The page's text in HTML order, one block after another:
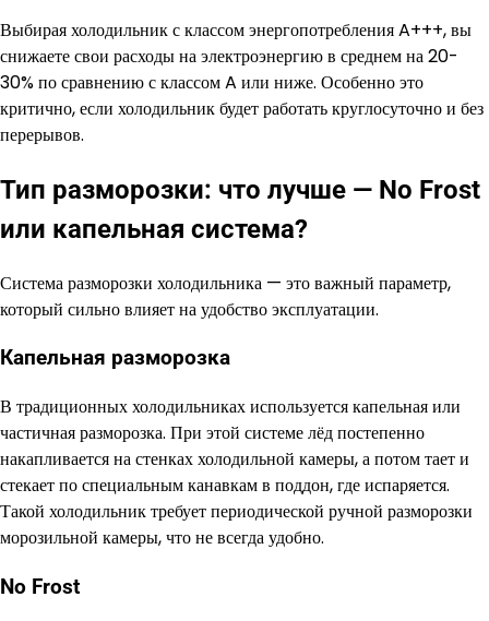
Выбирая холодильник с классом энергопотребления A+++, вы
снижаете свои расходы на электроэнергию в среднем на 20-
30% по сравнению с классом A или ниже. Особенно это
критично, если холодильник будет работать круглосуточно и без
перерывов.
Тип разморозки: что лучше — No Frost
или капельная система?
Система разморозки холодильника — это важный параметр,
который сильно влияет на удобство эксплуатации.
Капельная разморозка
В традиционных холодильниках используется капельная или
частичная разморозка. При этой системе лёд постепенно
накапливается на стенках холодильной камеры, а потом тает и
стекает по специальным канавкам в поддон, где испаряется.
Такой холодильник требует периодической ручной разморозки
морозильной камеры, что не всегда удобно.
No Frost